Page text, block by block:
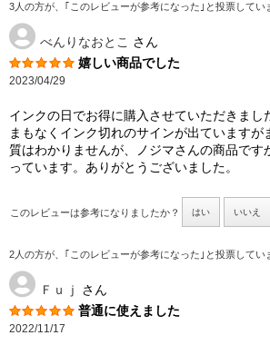
3人の方が、｢このレビューが参考になった｣と投票してい
べんりなおとこ さん
嬉しい商品でした
2023/04/29
インクの日でお得に購入させていただきまし
まもなくインク切れのサインが出ていますが
質はわかりませんが、ノジマさんの商品です
っています。ありがとうございました。
このレビューは参考になりましたか？ はい いいえ
2人の方が、｢このレビューが参考になった｣と投票してい
Ｆｕｊ
さん
普通に使えました
2022/11/17